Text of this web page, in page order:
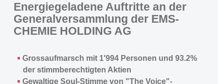
Energiegeladene Auftritte an der
Generalversammlung der EMS-
CHEMIE HOLDING AG
Grossaufmarsch mit 1'994 Personen und 93.2%
der stimmberechtigten Aktien
Gewaltige Soul-Stimme von "The Voice"-